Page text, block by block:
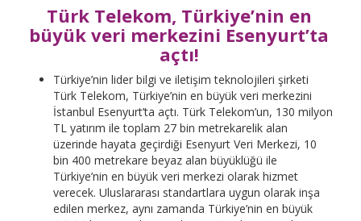
Türk Telekom, Türkiye’nin en
büyük veri merkezini Esenyurt’ta
açtı!
Türkiye’nin lider bilgi ve iletişim teknolojileri şirketi
Türk Telekom, Türkiye’nin en büyük veri merkezini
İstanbul Esenyurt’ta açtı. Türk Telekom’un, 130 milyon
TL yatırım ile toplam 27 bin metrekarelik alan
üzerinde hayata geçirdiği Esenyurt Veri Merkezi, 10
bin 400 metrekare beyaz alan büyüklüğü ile
Türkiye’nin en büyük veri merkezi olarak hizmet
verecek. Uluslararası standartlara uygun olarak inşa
edilen merkez, aynı zamanda Türkiye’nin en büyük